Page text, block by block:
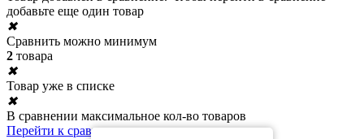
добавьте еще один товар
✖
Сравнить можно минимум
2 товара
✖
Товар уже в списке
✖
В сравнении максимальное кол-во товаров
Перейти к сравнению